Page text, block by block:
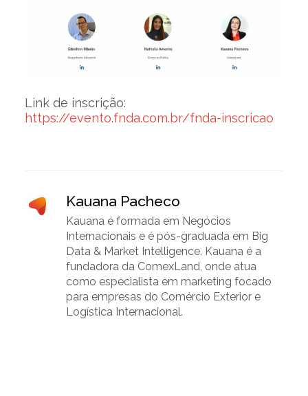
Link de inscrição:
https://evento.fnda.com.br/fnda-inscricao
Kauana Pacheco
Kauana é formada em Negócios
Internacionais e é pós-graduada em Big
Data & Market Intelligence. Kauana é a
fundadora da ComexLand, onde atua
como especialista em marketing focado
para empresas do Comércio Exterior e
Logística Internacional.